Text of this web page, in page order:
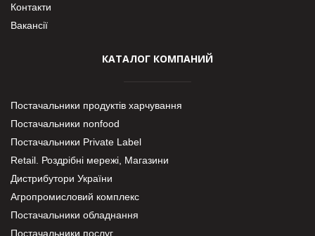
Контакти
Вакансії
КАТАЛОГ КОМПАНИЙ
Постачальники продуктів харчування
Постачальники nonfood
Постачальники Private Label
Retail. Роздрібні мережі, Магазини
Дистрибутори України
Агропромисловий комплекс
Постачальники обладнання
Постачальники послуг